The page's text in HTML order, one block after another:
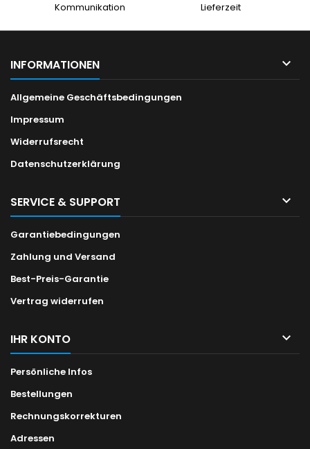
Kommunikation
Lieferzeit
INFORMATIONEN 
Allgemeine Geschäftsbedingungen
Impressum
Widerrufsrecht
Datenschutzerklärung
SERVICE & SUPPORT 
Garantiebedingungen
Zahlung und Versand
Best-Preis-Garantie
Vertrag widerrufen
IHR KONTO 
Persönliche Infos
Bestellungen
Rechnungskorrekturen
Adressen